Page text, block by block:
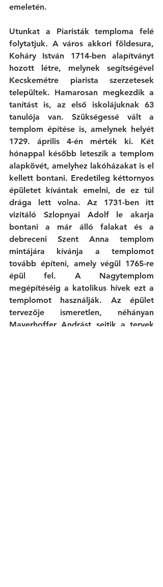
emeletén.
Utunkat a Piaristák temploma felé
folytatjuk. A város akkori földesura,
Koháry István 1714-ben alapítványt
hozott létre, melynek segítségével
Kecskemétre piarista szerzetesek
települtek. Hamarosan megkezdik a
tanítást is, az első iskolájuknak 63
tanulója van. Szükségessé vált a
templom építése is, amelynek helyét
1729. április 4-én mérték ki. Két
hónappal később leteszik a templom
alapkövét, amelyhez lakóházakat is el
kellett bontani. Eredetileg kéttornyos
épületet kívántak emelni, de ez túl
drága lett volna. Az 1731-ben itt
vizitáló Szlopnyai Adolf le akarja
bontani a már álló falakat és a
debreceni Szent Anna templom
mintájára kívánja a templomot
tovább építeni, amely végül 1765-re
épül fel. A Nagytemplom
megépítéséig a katolikus hívek ezt a
templomot használják. Az épület
tervezője ismeretlen, néhányan
Mayerhoffer Andrást sejtik a tervek